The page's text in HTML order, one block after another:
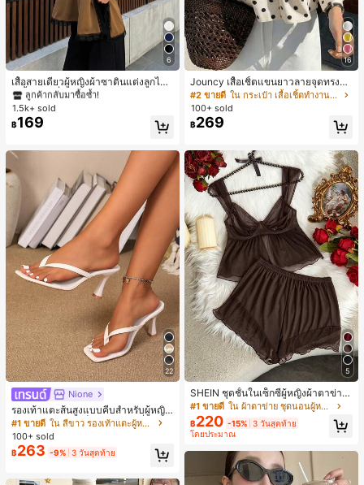
6
เสื้อสายเดี่ยวผู้หญิงผ้าซาตินแต่งลูกไม้
- เสื้อสายเดี่ยวฤดูร้อนสีคากีมีรอยผ่าด้า
นข้างที่น่าดึงดูดแบบสบายๆ
#1 ขายดี
ใน สีกากี เสื้อสตรี เสื้อเบลาส์ & Tee
ลูกค้ากลับมาซื้อซ้ำ!
#1 ขายดี
ใน สีกากี เสื้อสตรี เสื้อเบลาส์ & Tee
ลูกค้ากลับมาซื้อซ้ำ!
#1 ขายดี
ใน สีกากี เสื้อสตรี เสื้อเบลาส์ & Tee
ลูกค้ากลับมาซื้อซ้ำ!
#1 ขายดี
ลูกค้ากลับมาซื้อซ้ำ!
1.5k+ sold
฿169
22
Nione
รองเท้าแตะส้นสูงแบบคีบสำหรับผู้หญิง
สไตล์คลาสสิก สีบล็อก สไตล์แฟรี่ฤดูร้อ
น ส้นเข็ม รองเท้าแตะแบบคีบ รองเท้าแ
ตะชายหาดแฟชั่นสายไขว้ รองเท้าผู้ห
ญิง สำหรับออฟฟิศ บ้าน กลางแจ้ง ดีไซ
น์หัวเหลี่ยม ชิคและหรูหรา สำหรับเดทไ
นท์
#1 ขายดี
ใน สีขาว รองเท้าแตะผู้หญิง
100+ sold
฿263 -9% 3 วันสุดท้าย
16
Jouncy เสื้อเชิ้ตแขนยาวลายจุดทรงหล
วมสำหรับผู้หญิง
#2 ขายดี
ใน กระเป๋า เสื้อเชิ้ตทำงานมีกระเป๋า
100+ sold
฿269
5
SHEIN ชุดชั้นในเซ็กซี่ผู้หญิงผ้าตาข่าย
มีโครงคัพบาง
#1 ขายดี ใน ผ้าตาข่าย ชุดนอนผู้หญิง
฿220 -15% 3 วันสุดท้าย
โดยประมาณ